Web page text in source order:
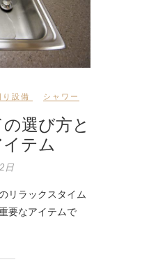
り設備 シャワー
選び方と
テム
日
リラックスタイム
要なアイテムで